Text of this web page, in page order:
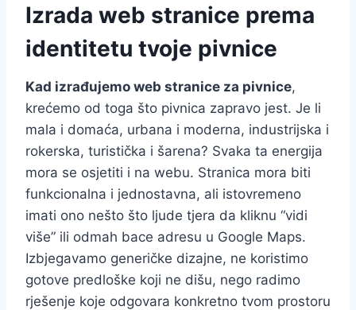
Izrada web stranice prema
identitetu tvoje pivnice
Kad izrađujemo web stranice za pivnice,
krećemo od toga što pivnica zapravo jest. Je li
mala i domaća, urbana i moderna, industrijska i
rokerska, turistička i šarena? Svaka ta energija
mora se osjetiti i na webu. Stranica mora biti
funkcionalna i jednostavna, ali istovremeno
imati ono nešto što ljude tjera da kliknu “vidi
više” ili odmah bace adresu u Google Maps.
Izbjegavamo generičke dizajne, ne koristimo
gotove predloške koji ne dišu, nego radimo
rješenje koje odgovara konkretno tvom prostoru